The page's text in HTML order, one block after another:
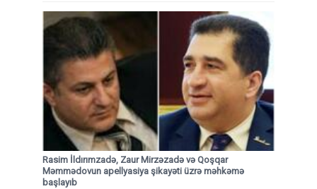
Rasim İldırımzadə, Zaur Mirzəzadə və Qoşqar
Məmmədovun apellyasiya şikayəti üzrə məhkəmə
başlayıb